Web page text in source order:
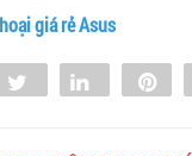
giá rẻ Asus
Tweet Share